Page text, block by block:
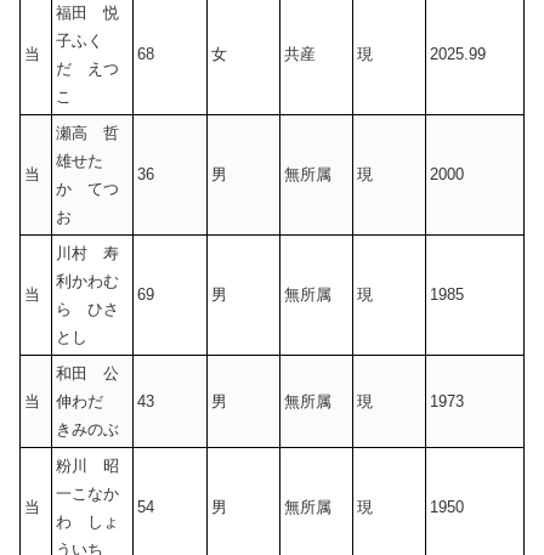
当
福田 悦
子ふく
だ えつ
こ
68 女 共産 現 2025.99
当
瀬高 哲
雄せた
か てつ
お
36 男 無所属 現 2000
当
川村 寿
利かわむ
ら ひさ
とし
69 男 無所属 現 1985
当
和田 公
伸わだ
きみのぶ
43 男 無所属 現 1973
当
粉川 昭
一こなか
わ しょ
ういち
54 男 無所属 現 1950